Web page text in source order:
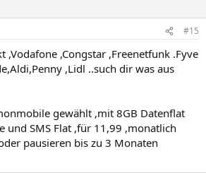
t
v
e
S
i
m
m
t
v
e
S
i
m
m
#15
,Vodafone ,Congstar ,Freenetfunk .Fyve
,Lidl ..such dir was aus
gewählt ,mit 8GB Datenflat
und SMS Flat ,für 11,99 ,monatlich
pausieren bis zu 3 Monaten